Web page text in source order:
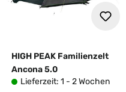
HIGH PEAK Familienzelt
Ancona 5.0
Lieferzeit: 1 - 2 Wochen